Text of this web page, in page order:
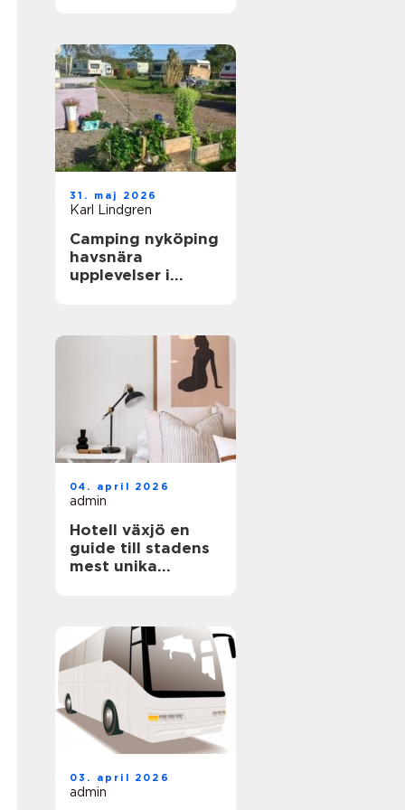
31. maj 2026
Karl Lindgren
Camping nyköping
havsnära
upplevelser i
04. april 2026
admin
Hotell växjö en
guide till stadens
mest unika
03. april 2026
admin